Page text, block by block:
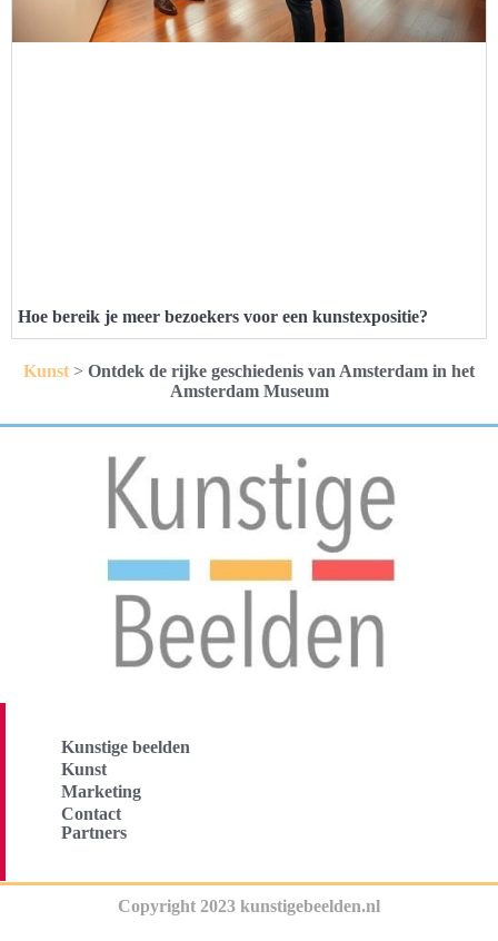
Hoe bereik je meer bezoekers voor een kunstexpositie?
Kunst > Ontdek de rijke geschiedenis van Amsterdam in het
Amsterdam Museum
Kunstige beelden
Kunst
Marketing
Contact
Partners
Copyright 2023 kunstigebeelden.nl